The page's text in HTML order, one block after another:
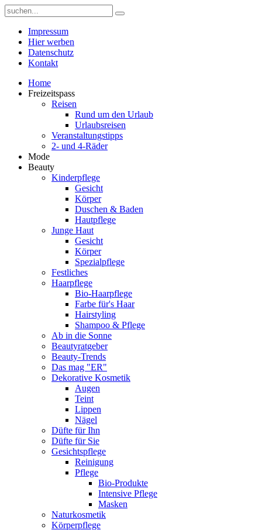
Impressum
Hier werben
Datenschutz
Kontakt
Home
Freizeitspass
Reisen
Rund um den Urlaub
Urlaubsreisen
Veranstaltungstipps
2- und 4-Räder
Mode
Beauty
Kinderpflege
Gesicht
Körper
Duschen & Baden
Hautpflege
Junge Haut
Gesicht
Körper
Spezialpflege
Festliches
Haarpflege
Bio-Haarpflege
Farbe für's Haar
Hairstyling
Shampoo & Pflege
Ab in die Sonne
Beautyratgeber
Beauty-Trends
Das mag "ER"
Dekorative Kosmetik
Augen
Teint
Lippen
Nägel
Düfte für Ihn
Düfte für Sie
Gesichtspflege
Reinigung
Pflege
Bio-Produkte
Intensive Pflege
Masken
Naturkosmetik
Körperpflege